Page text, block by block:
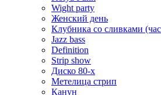
Wight party
Женский день
Клубника со сливками
Jazz bass
Definition
Strip show
Диско 80-х
Метелица стрип
Канун